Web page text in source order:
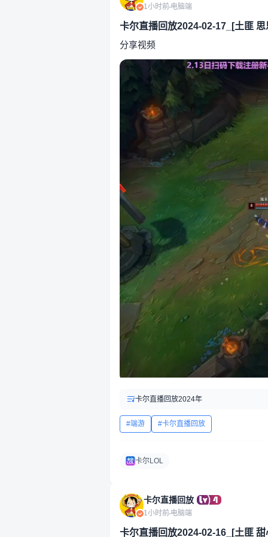
1小时前 电脑端
卡尔直播回放2024-02-17_[土匪
分享视频
卡尔直播回放2024年
端游 卡尔直播回放
卡尔LOL
卡尔直播回放
1小时前 电脑端
卡尔直播回放2024-02-16_[土匪